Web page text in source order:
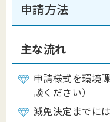
申請方法
主な流れ
申請様式を環境
談ください）
減免決定までに